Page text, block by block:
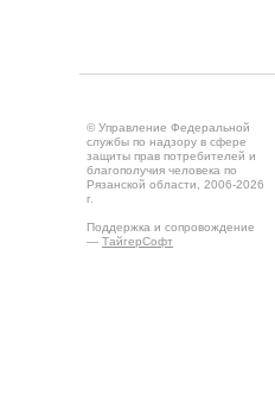
© Управление Федеральной
службы по надзору в сфере
защиты прав потребителей и
благополучия человека по
Рязанской области, 2006-2026
г.
Поддержка и сопровождение
— ТайгерСофт